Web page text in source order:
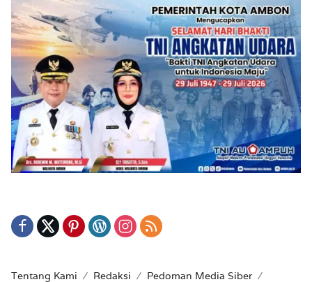
Tentang Kami Redaksi Pedoman Media Siber